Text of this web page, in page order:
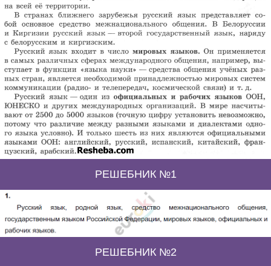
РЕШЕБНИК №1
РЕШЕБНИК №2